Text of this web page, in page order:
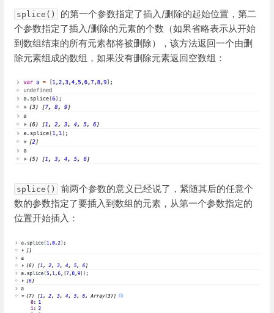
splice()
的第一个参数指定了插入/删除的起始位置，第二
个参数指定了插入/删除的元素的个数（如果省略表示从开始
到数组结束的所有元素都将被删除），该方法返回一个由删
除元素组成的数组，如果没有删除元素返回空数组：
splice()
前两个参数的意义已经说了，紧随其后的任意个
数的参数指定了要插入到数组的元素，从第一个参数指定的
位置开始插入：